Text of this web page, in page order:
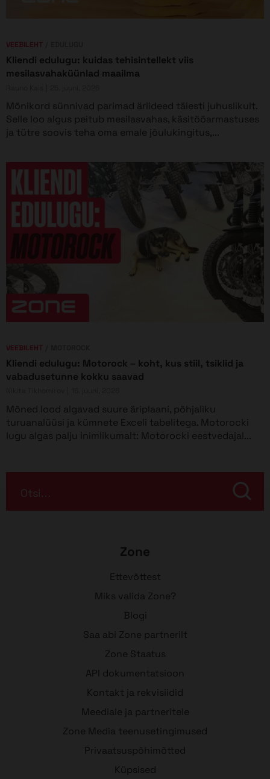
VEEBILEHT
Kliendi edulugu: kuidas tehisintellekt viis
mesilasvahaküünlad maailma
Mõnikord sünnivad parimad äriideed täiesti juhuslikult.
Selle loo algus peitub mesilasvahas, käsitööarmastuses
ja tütre soovis teha oma emale jõulukingitus,...
VEEBILEHT
Kliendi edulugu: Motorock – koht, kus stiil, tsiklid ja
vabadusetunne kokku saavad
Mõned lood algavad suure äriplaani, põhjaliku
turuanalüüsi ja kümnete Exceli tabelitega. Motorocki
lugu algas palju inimlikumalt: Motorocki eestvedajal...
Otsi…
Zone
Ettevõttest
Miks valida Zone?
Blogi
Saa abi Zone partnerilt
Zone Staatus
API dokumentatsioon
Kontakt ja rekvisiidid
Meediale ja partneritele
Zone Media teenusetingimused
Privaatsuspõhimõtted
Küpsised